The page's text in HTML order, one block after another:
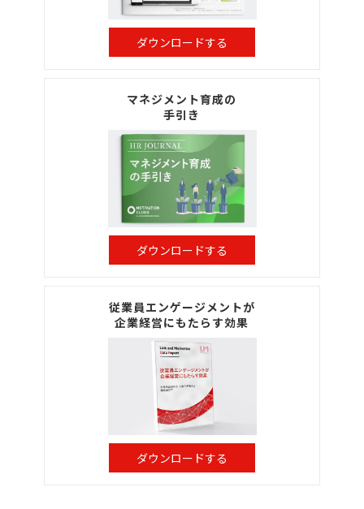
ダウンロードする
マネジメント育成の
手引き
ダウンロードする
従業員エンゲージメントが
企業経営にもたらす効果
ダウンロードする